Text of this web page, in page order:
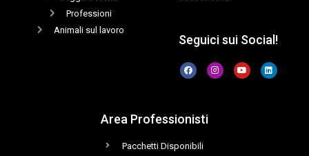
Professioni
Animali sul lavoro
Seguici sui Social!
Area Professionisti
Pacchetti Disponibili